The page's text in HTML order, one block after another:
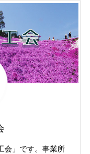
会」です。事業所